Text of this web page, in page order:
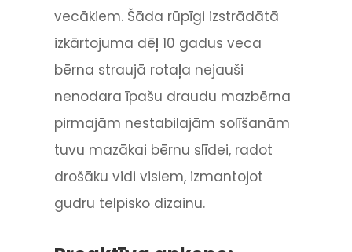
vecākiem. Šāda rūpīgi izstrādātā
izkārtojuma dēļ 10 gadus veca
bērna straujā rotaļa nejauši
nenodara īpašu draudu mazbērna
pirmajām nestabilajām solīšanām
tuvu mazākai bērnu slīdei, radot
drošāku vidi visiem, izmantojot
gudru telpisko dizainu.